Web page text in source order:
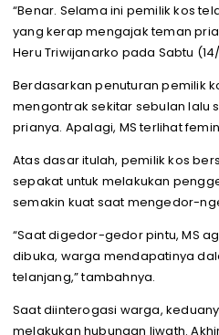
“Benar. Selama ini pemilik kos
yang kerap mengajak teman
Heru Triwijanarko pada Sabtu (14/
Berdasarkan penuturan pemilik
mengontrak sekitar sebulan lalu
prianya. Apalagi, MS terlihat
Atas dasar itulah, pemilik kos
sepakat untuk melakukan
semakin kuat saat mengedor-
“Saat digedor-gedor pintu, MS
dibuka, warga mendapatinya
telanjang,” tambahnya.
Saat diinterogasi warga,
melakukan hubungan liwath.